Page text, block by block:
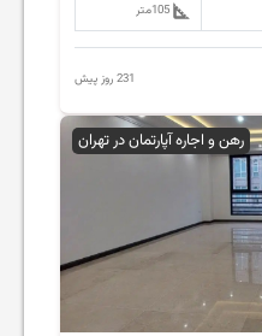
105متر
231 روز پیش
رهن و اجاره آپارتمان در تهران